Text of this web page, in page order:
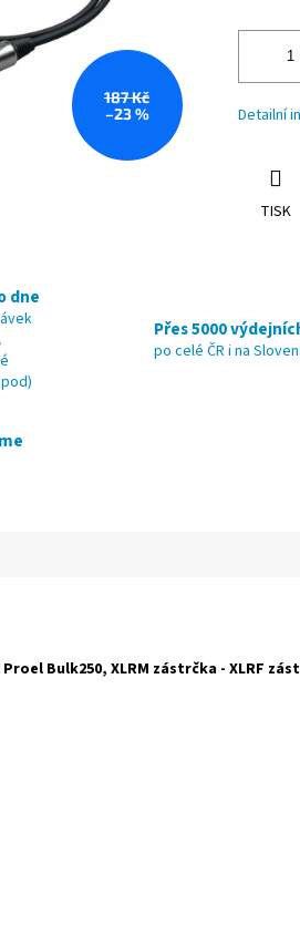
187 Kč
–23 %
Detailní
TISK
dne
Přes 5000
po celé ČR i na
Bulk250, XLRM zástrčka - XLRF